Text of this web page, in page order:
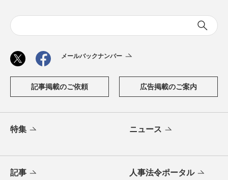
メールバックナンバー
記事掲載のご依頼 広告掲載のご案内
特集 ニュース
記事 人事法令ポータル